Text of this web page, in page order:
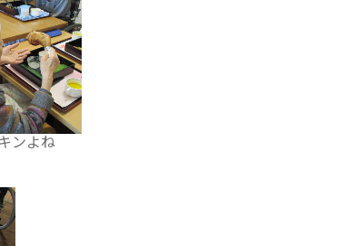
ンよね